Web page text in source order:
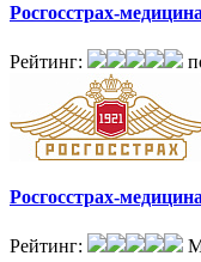
Росгосстрах-
Рейтинг:
Росгосстрах-
Рейтинг: